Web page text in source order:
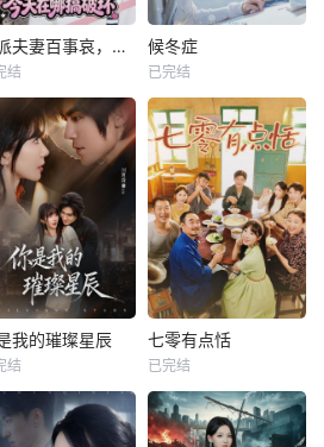
反派夫妻百事哀，今天在哪搞破坏
结
候冬症
已完结
我的璀璨星辰
结
七零有点恬
已完结